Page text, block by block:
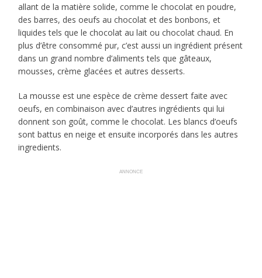
allant de la matière solide, comme le chocolat en poudre,
des barres, des oeufs au chocolat et des bonbons, et
liquides tels que le chocolat au lait ou chocolat chaud. En
plus d’être consommé pur, c’est aussi un ingrédient présent
dans un grand nombre d’aliments tels que gâteaux,
mousses, crème glacées et autres desserts.
La mousse est une espèce de crème dessert faite avec
oeufs, en combinaison avec d’autres ingrédients qui lui
donnent son goût, comme le chocolat. Les blancs d’oeufs
sont battus en neige et ensuite incorporés dans les autres
ingredients.
ANNONCE